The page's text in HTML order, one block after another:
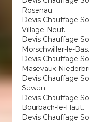
Rosenau.
Devis Chauffage
Village-Neuf.
Devis Chauffage
Morschwiller-le-Bas.
Devis Chauffage
Masevaux-
Devis Chauffage
Sewen.
Devis Chauffage
Bourbach-le-Haut.
Devis Chauffage